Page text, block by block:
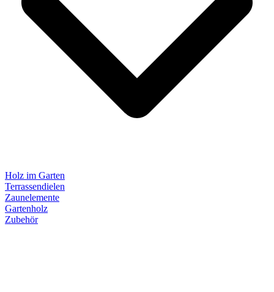
Holz im Garten
Terrassendielen
Zaunelemente
Gartenholz
Zubehör